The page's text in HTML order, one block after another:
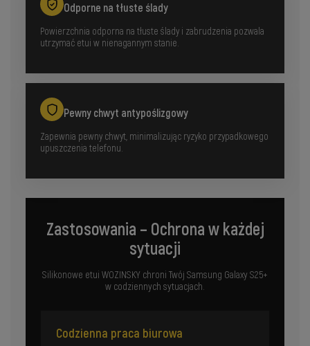
Odporne na tłuste ślady
Powierzchnia odporna na tłuste ślady i zabrudzenia pozwala
utrzymać etui w nienagannym stanie.
Pewny chwyt antypoślizgowy
Zapewnia pewny chwyt, minimalizując ryzyko przypadkowego
upuszczenia telefonu.
Zastosowania – Ochrona w każdej
sytuacji
Silikonowe etui WOZINSKY chroni Twój Samsung Galaxy S25+
w codziennych sytuacjach.
Codzienna praca biurowa